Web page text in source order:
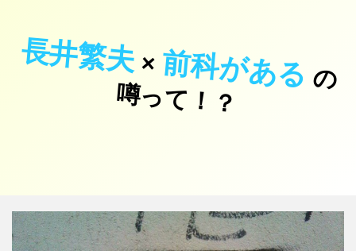
長井繁夫×前科がある の
噂
っ
て
！
？